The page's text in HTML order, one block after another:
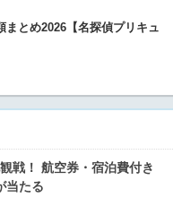
とめ2026【名探偵プリキュ
戦！ 航空券・宿泊費付き
当たる